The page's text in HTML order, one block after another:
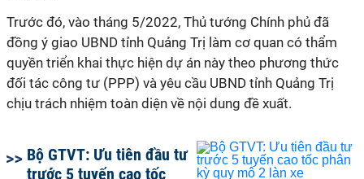
Trước đó, vào tháng 5/2022, Thủ tướng Chính phủ đã
đồng ý giao UBND tỉnh Quảng Trị làm cơ quan có thẩm
quyền triển khai thực hiện dự án này theo phương thức
đối tác công tư (PPP) và yêu cầu UBND tỉnh Quảng Trị
chịu trách nhiệm toàn diện về nội dung đề xuất.
Bộ GTVT: Ưu tiên đầu tư
trước 5 tuyến cao tốc